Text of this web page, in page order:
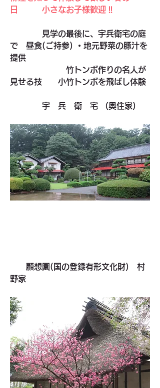
日　　　小さなお子様歓迎 !!
見学の最後に、宇兵衛宅の庭
で　昼食(ご持参) ・地元野菜の豚汁を
提供
竹トンボ作りの名人が
見せる技　　小竹トンボを飛ばし体験
宇　兵　衛　宅 （奥住家)
顧想園(国の登録有形文化財)　村
野家